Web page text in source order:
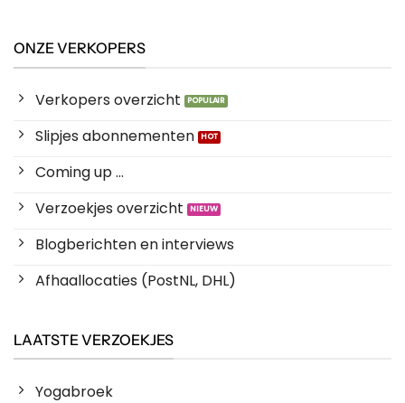
ONZE VERKOPERS
Verkopers overzicht
Slipjes abonnementen
Coming up ...
Verzoekjes overzicht
Blogberichten en interviews
Afhaallocaties (PostNL, DHL)
LAATSTE VERZOEKJES
Yogabroek